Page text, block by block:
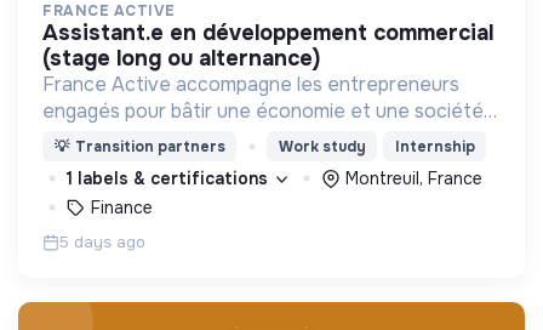
FRANCE ACTIVE
assistant.e en développement commercial
(stage long ou alternance)
France Active accompagne les entrepreneurs
engagés pour bâtir une économie et une société
plus inclusive et plus durable.
💡 Transition partners Work study Internship
1 labels & certifications
Montreuil, France
Finance
5 days ago